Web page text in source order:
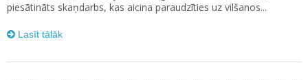
piesātināts skaņdarbs, kas aicina paraudzīties uz vilšanos...
Lasīt tālāk